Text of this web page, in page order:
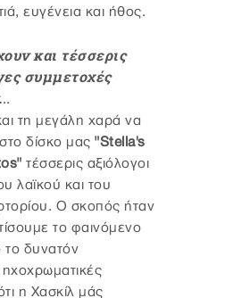
ευγένεια και ήθος.
και τέσσερις
συμμετοχές
..
τη μεγάλη χαρά να
δίσκο μας "Stella's
τέσσερις αξιόλογοι
λαϊκού και του
Ο σκοπός ήταν
το φαινόμενο
το δυνατόν
η Χασκίλ μάς